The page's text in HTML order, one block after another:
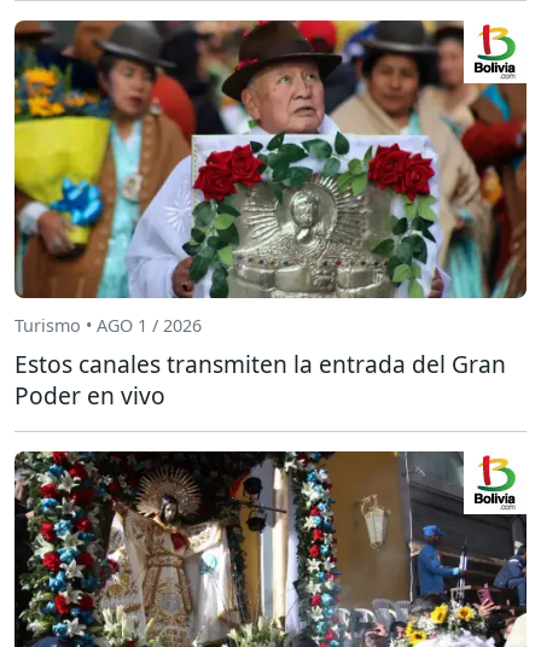
Turismo • AGO 1 / 2026
Estos canales transmiten la entrada del Gran
Poder en vivo